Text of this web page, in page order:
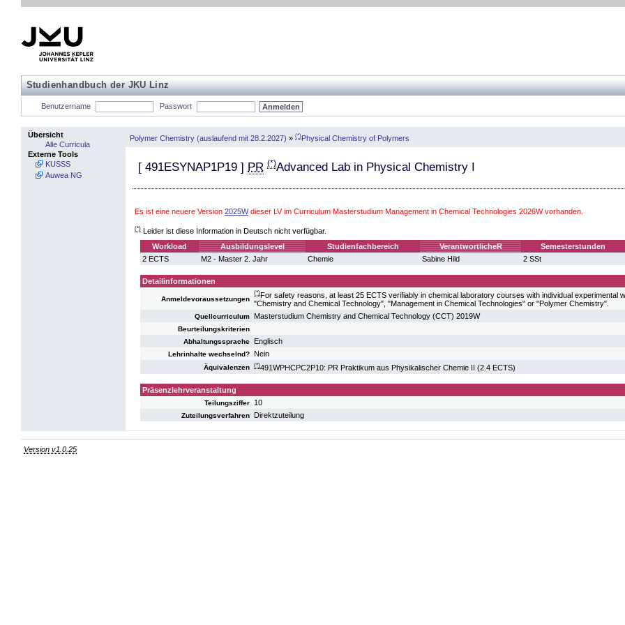
Studienhandbuch der JKU Linz
Benutzername Passwort
Übersicht
Alle Curricula
Externe Tools
KUSSS
Auwea NG
Polymer Chemistry (auslaufend mit 28.2.2027) » (*)Physical Chemistry of Polymers
[ 491ESYNAP1P19 ] PR (*)Advanced Lab in Physical Chemistry I
Es ist eine neuere Version 2025Wdieser LV im Curriculum Masterstudium Management in Chemical Technologies 2026W vorhanden.
(*) Leider ist diese Information in Deutsch nicht verfügbar.
Workload
Ausbildungslevel Studienfachbereich VerantwortlicheR Semesterstunden
2 ECTS
M2 - Master 2. Jahr Chemie Sabine Hild 2 SSt
Detailinformationen
Anmeldevoraussetzungen
(*)For safety reasons, at least 25 ECTS verifiably in chemical laboratory courses with individual experimental
"Chemistry and Chemical Technology", "Management in Chemical Technologies" or "Polymer Chemistry".
Quellcurriculum Masterstudium Chemistry and Chemical Technology (CCT) 2019W
Beurteilungskriterien
Abhaltungssprache
Englisch
Lehrinhalte wechselnd? Nein
Äquivalenzen (*)491WPHCPC2P10: PR Praktikum aus Physikalischer Chemie II (2.4 ECTS)
Präsenzlehrveranstaltung
Teilungsziffer 10
Zuteilungsverfahren Direktzuteilung
Version v1.0.25